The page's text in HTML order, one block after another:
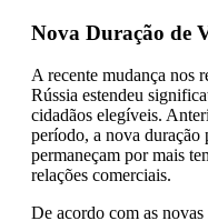
Nova Duração de
A recente mudança nos
Rússia estendeu
cidadãos elegíveis.
período, a nova duração
permaneçam por mais
relações comerciais.
De acordo com as